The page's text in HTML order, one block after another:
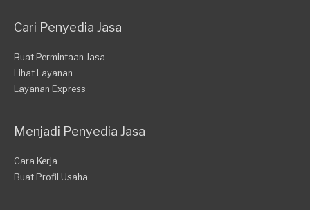
Cari Penyedia Jasa
Buat Permintaan Jasa
Lihat Layanan
Layanan Express
Menjadi Penyedia Jasa
Cara Kerja
Buat Profil Usaha